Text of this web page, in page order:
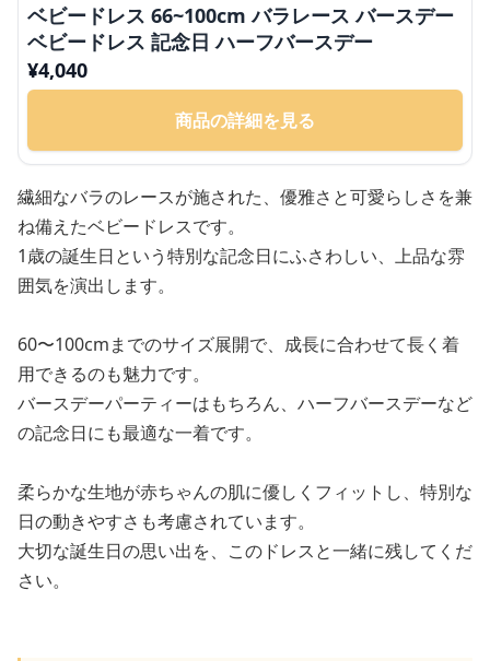
ベビードレス 66~100cm バラレース バースデー
ベビードレス 記念日 ハーフバースデー
¥4,040
商品の詳細を見る
繊細なバラのレースが施された、優雅さと可愛らしさを兼
ね備えたベビードレスです。
1歳の誕生日という特別な記念日にふさわしい、上品な雰
囲気を演出します。
60〜100cmまでのサイズ展開で、成長に合わせて長く着
用できるのも魅力です。
バースデーパーティーはもちろん、ハーフバースデーなど
の記念日にも最適な一着です。
柔らかな生地が赤ちゃんの肌に優しくフィットし、特別な
日の動きやすさも考慮されています。
大切な誕生日の思い出を、このドレスと一緒に残してくだ
さい。